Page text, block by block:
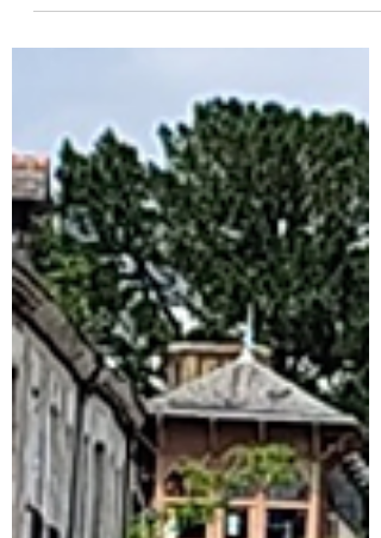
suite du Comité interministériel de la
mer du 26 mai 2025, cette stratégie
vise à répondre à la multiplication
des pollutions affectant les côtes, les
activités maritimes et les
écosystèmes. L’urgence de la
restauration des eaux côtières a été
mise en avant suite aux nombreux
épisodes de Norovirus, notamment
dan